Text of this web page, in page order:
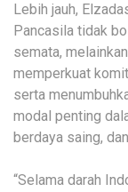
Lebih jauh,
Pancasila tidak
semata,
memperkuat
serta
modal penting
berdaya saing,
“Selama darah